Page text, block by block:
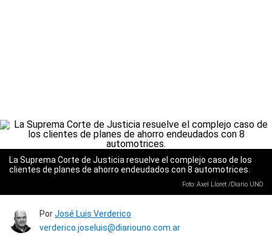
La Suprema Corte de Justicia resuelve el complejo caso de los
clientes de planes de ahorro endeudados con 8 automotrices.
Foto: Axel Lloret /Diario UNO
PorJosé Luis Verderico
verderico.joseluis@diariouno.com.ar